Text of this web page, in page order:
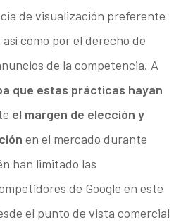
de visualización preferente
como por el derecho de
de la competencia. A
que estas prácticas hayan
el margen de elección y
en el mercado durante
han limitado las
de Google en este
el punto de vista comercial